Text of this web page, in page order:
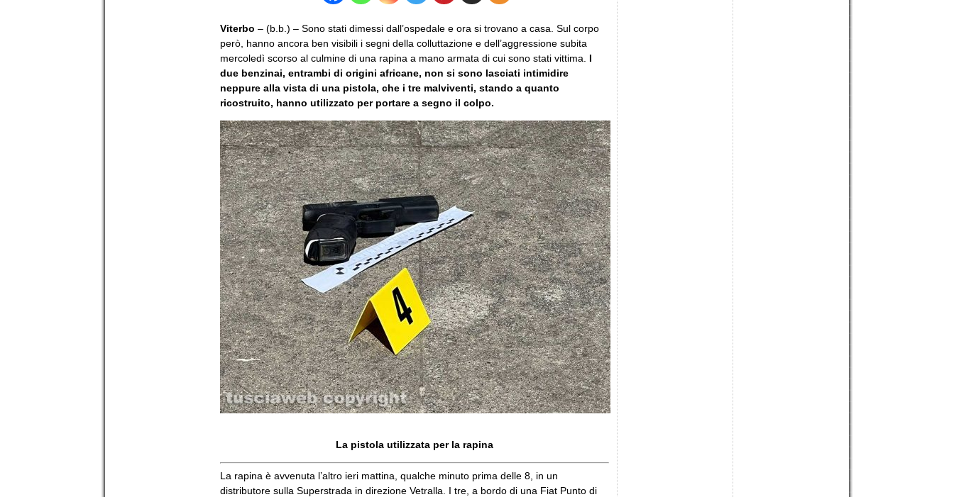
Viterbo – (b.b.) – Sono stati dimessi dall’ospedale e ora si trovano a casa. Sul corpo
però, hanno ancora ben visibili i segni della colluttazione e dell’aggressione subita
mercoledì scorso al culmine di una rapina a mano armata di cui sono stati vittima. I
due benzinai, entrambi di origini africane, non si sono lasciati intimidire
neppure alla vista di una pistola, che i tre malviventi, stando a quanto
ricostruito, hanno utilizzato per portare a segno il colpo.
La pistola utilizzata per la rapina
La rapina è avvenuta l’altro ieri mattina, qualche minuto prima delle 8, in un
distributore sulla Superstrada in direzione Vetralla. I tre, a bordo di una Fiat Punto di